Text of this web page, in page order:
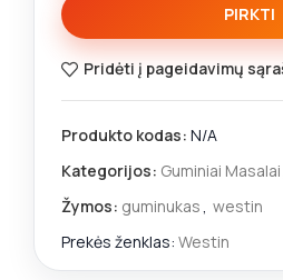
PIRKTI
Pridėti į pageidavimų
Produkto kodas: N/A
Kategorijos: Guminiai Masalai
Žymos: guminukas
westin
Prekės ženklas: Westin